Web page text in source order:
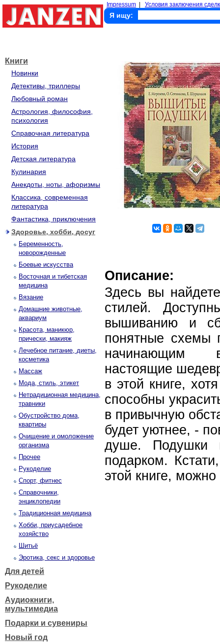
Impressum Условия заключения
Я ищу:
Книги
Новинки
Детективы, триллеры
Любовный роман
Астрология, философия,
психология
Справочная литература
История
Детская литература
Кулинария
Анекдоты, ноты, афоризмы
Классика, современная
литература
Фантастика, приключения
Здоровье, хобби, досуг
Беременность,
новорожденные
Боевые искусства
Восточная и тибетская
медицина
Вязание
Домашние животные,
аквариум
Красота, маникюр,
прически, макияж
Лечебное питание, диеты,
косметика
Массаж
Мода, стиль, этикет
Нетрадиционная медицина,
травники
Обустройство дома,
квартиры
Очищение и омоложение
организма
Прочее
Рукоделие
Спорт, фитнес
Справочники,
энциклопедии
Традиционная медицина
Хобби, приусадебное
хозяйство
Шитьё
Эротика, секс и здоровье
Для детей
Рукоделие
Аудиокниги,
мультимедиа
Подарки и сувениры
Новый год
Описание:
Здесь вы
стилей.
вышиванию и
понятные схемы
начинающим
настоящие
в этой книге,
способны
в привычную
будет уютнее, -
душе. Подушки
подарком.
этой книге,